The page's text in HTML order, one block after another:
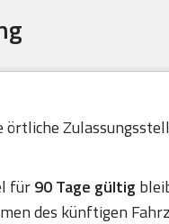
für90 Tage gültig
des künftigen